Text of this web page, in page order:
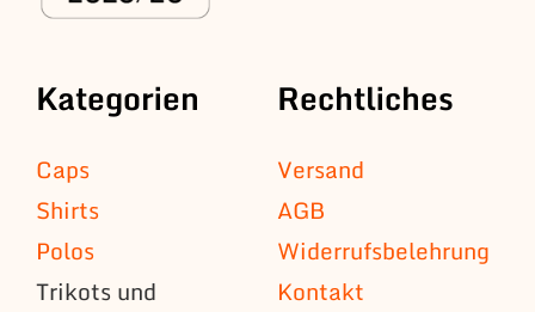
Kategorien
Caps
Shirts
Polos
Trikots und
Rechtliches
Versand
AGB
Widerrufsbelehrung
Kontakt